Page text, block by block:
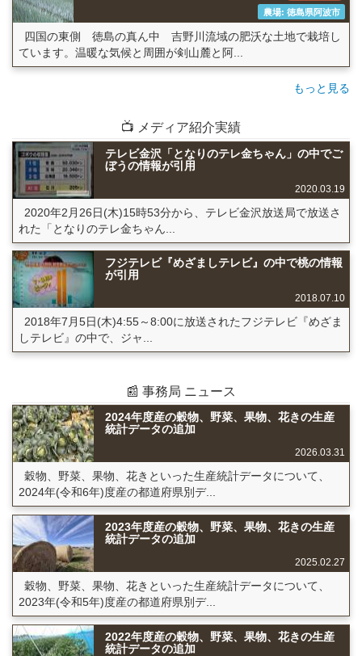
農場: 徳島県阿波市
四国の東側 徳島の真ん中 吉野川流域の肥沃な土地で栽培し
ています。温暖な気候と周囲が剣山麓と阿...
もっと見る
📺 メディア紹介実績
テレビ金沢「となりのテレ金ちゃん」の中でご
ぼうの情報が引用
2020.03.19
2020年2月26日(木)15時53分から、テレビ金沢放送局で放送さ
れた「となりのテレ金ちゃん...
フジテレビ『めざましテレビ』の中で桃の情報
が引用
2018.07.10
2018年7月5日(木)4:55～8:00に放送されたフジテレビ『めざま
しテレビ』の中で、ジャ...
📰 事務局 ニュース
2024年度産の穀物、野菜、果物、花きの生産
統計データの追加
2026.03.31
穀物、野菜、果物、花きといった生産統計データについて、
2024年(令和6年)度産の都道府県別デ...
2023年度産の穀物、野菜、果物、花きの生産
統計データの追加
2025.02.27
穀物、野菜、果物、花きといった生産統計データについて、
2023年(令和5年)度産の都道府県別デ...
2022年度産の穀物、野菜、果物、花きの生産
統計データの追加